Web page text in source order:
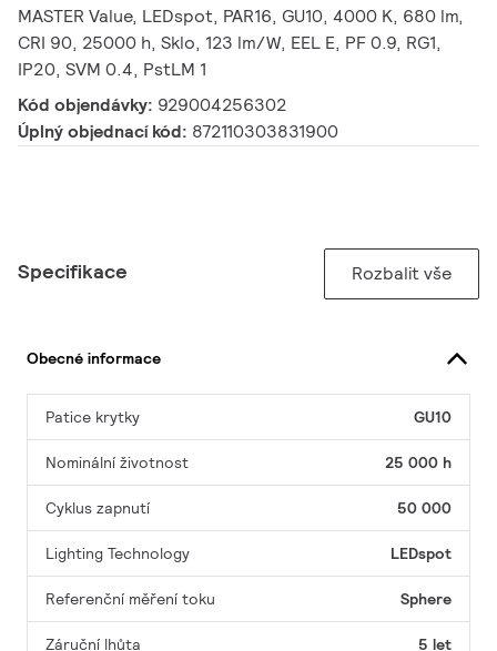
MASTER Value, LEDspot, PAR16, GU10, 4000 K, 680 lm,
CRI 90, 25000 h, Sklo, 123 lm/W, EEL E, PF 0.9, RG1,
IP20, SVM 0.4, PstLM 1
Kód objendávky: 929004256302
Úplný objednací kód: 872110303831900
Specifikace Rozbalit vše
Obecné informace
Patice krytky GU10
Nominální životnost 25 000 h
Cyklus zapnutí 50 000
Lighting Technology LEDspot
Referenční měření toku Sphere
Záruční lhůta 5 let